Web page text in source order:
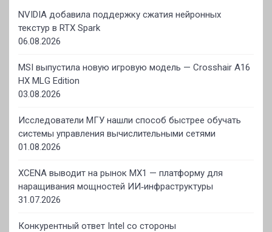
NVIDIA добавила поддержку сжатия нейронных
текстур в RTX Spark
06.08.2026
MSI выпустила новую игровую модель — Crosshair A16
HX MLG Edition
03.08.2026
Исследователи МГУ нашли способ быстрее обучать
системы управления вычислительными сетями
01.08.2026
XCENA выводит на рынок MX1 — платформу для
наращивания мощностей ИИ‑инфраструктуры
31.07.2026
Конкурентный ответ Intel со стороны